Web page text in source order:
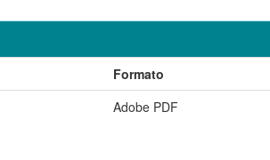
Formato
Adobe PDF